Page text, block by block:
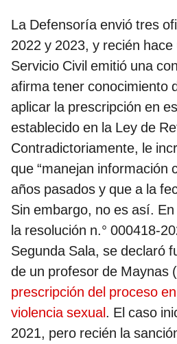
La Defensoría envió tres
2022 y 2023, y recién
Servicio Civil emitió una
afirma tener conocimiento
aplicar la prescripción en
establecido en la Ley de
Contradictoriamente, le
que “manejan información
años pasados y que a la
Sin embargo, no es así.
la resolución n.° 000418-
Segunda Sala, se declaró
de un profesor de Maynas (
prescripción del proceso
violencia sexual. El caso
2021, pero recién la